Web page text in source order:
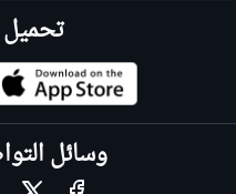
وسائل